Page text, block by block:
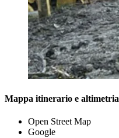
Mappa itinerario e altimetria
Open Street Map
Google